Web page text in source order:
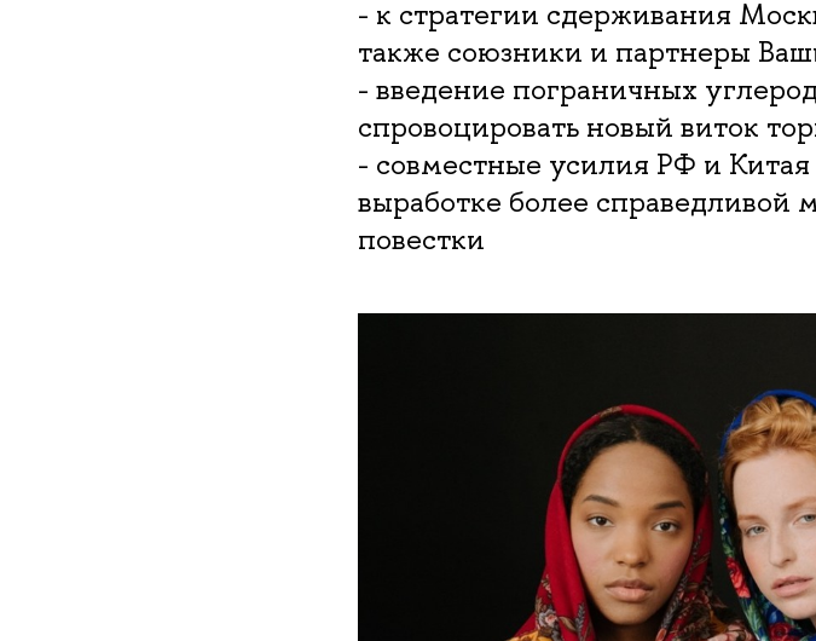
- к стратегии сдерживания
также союзники и партнеры
- введение пограничных
спровоцировать новый виток
- совместные усилия РФ и Китая
выработке более справедливой
повестки